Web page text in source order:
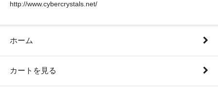
http://www.cybercrystals.net/
ホーム
カートを見る